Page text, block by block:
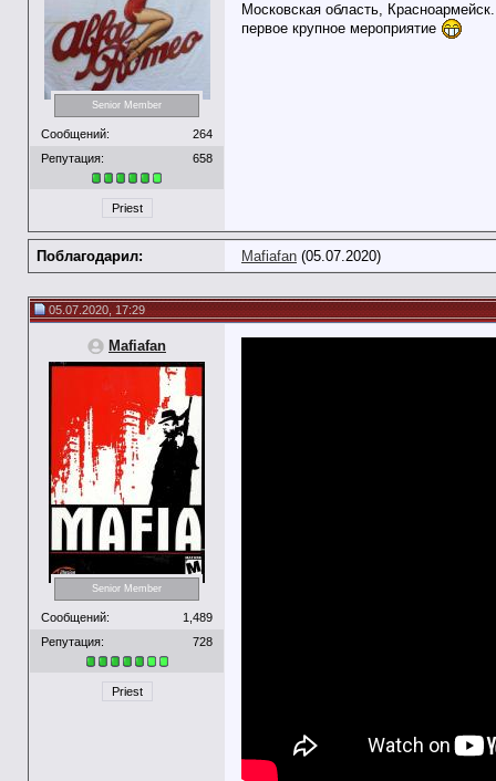
Senior Member
Сообщений:
264
Репутация:
658
Priest
Московская область,
первое крупное мероприятие
Поблагодарил: Mafiafan (05.07.2020)
05.07.2020, 17:29
Mafiafan
Senior Member
Сообщений:
1,489
Репутация:
728
Priest